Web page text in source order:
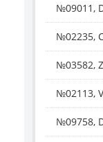
№09011,
№02235,
№03582,
№02113,
№09758,